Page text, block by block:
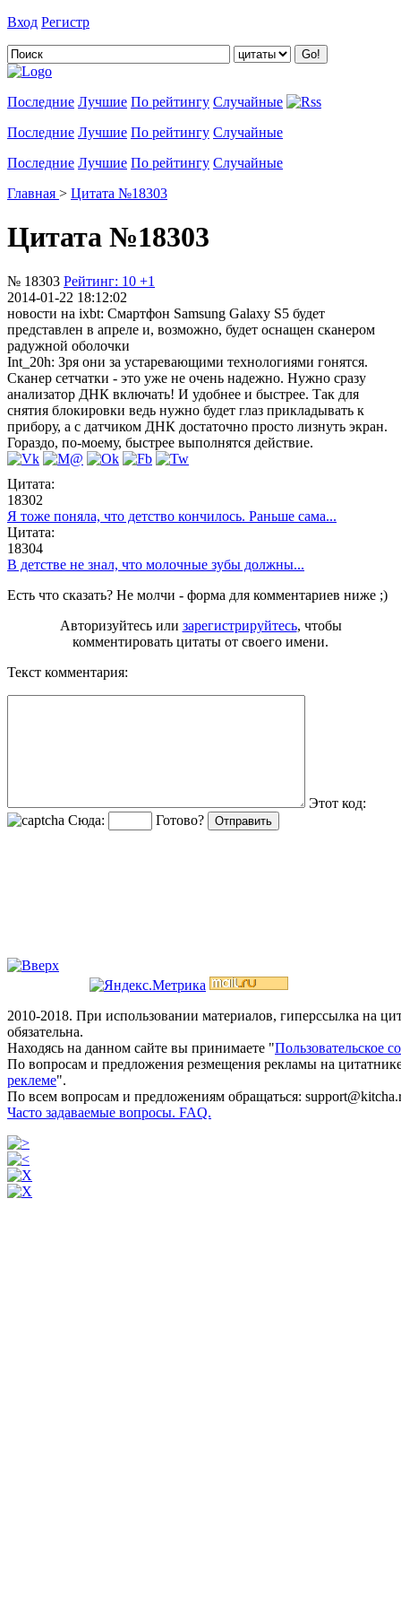
Вход Регистр
Последние Лучшие По рейтингу Случайные
Последние Лучшие По рейтингу Случайные
Последние Лучшие По рейтингу Случайные
Главная > Цитата №18303
Цитата №18303
№ 18303 Рейтинг: 10 +1
2014-01-22 18:12:02
новости на ixbt: Смартфон Samsung Galaxy S5 будет
представлен в апреле и, возможно, будет оснащен сканером
радужной оболочки
Int_20h: Зря они за устаревающими технологиями гонятся.
Сканер сетчатки - это уже не очень надежно. Нужно сразу
анализатор ДНК включать! И удобнее и быстрее. Так для
снятия блокировки ведь нужно будет глаз прикладывать к
прибору, а с датчиком ДНК достаточно просто лизнуть экран.
Гораздо, по-моему, быстрее выполнятся действие.
Цитата:
18302
Я тоже поняла, что детство кончилось. Раньше сама...
Цитата:
18304
В детстве не знал, что молочные зубы должны...
Есть что сказать? Не молчи - форма для комментариев ниже ;)
Авторизуйтесь или зарегистрируйтесь, чтобы
комментировать цитаты от своего имени.
Текст комментария:
Этот код:
Сюда:
Готово?
2010-2018. При использовании материалов, гиперссылка на
обязательна.
Находясь на данном сайте вы принимаете "Пользовательское
По вопросам и предложения резмещения рекламы на
реклеме".
По всем вопросам и предложениям обращаться:
Часто задаваемые вопросы. FAQ.